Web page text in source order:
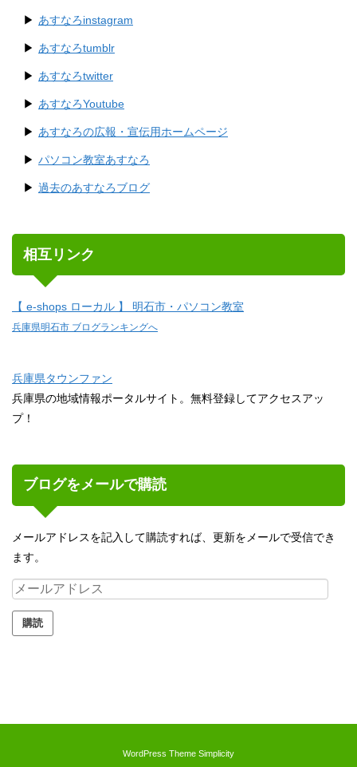
あすなろinstagram
あすなろtumblr
あすなろtwitter
あすなろYoutube
あすなろの広報・宣伝用ホームページ
パソコン教室あすなろ
過去のあすなろブログ
相互リンク
【 e-shops ローカル 】 明石市・パソコン教室
兵庫県明石市 ブログランキングへ
兵庫県タウンファン
兵庫県の地域情報ポータルサイト。無料登録してアクセスアッ
プ！
ブログをメールで購読
メールアドレスを記入して購読すれば、更新をメールで受信でき
ます。
メ
ー
ル
WordPress Theme Simplicity